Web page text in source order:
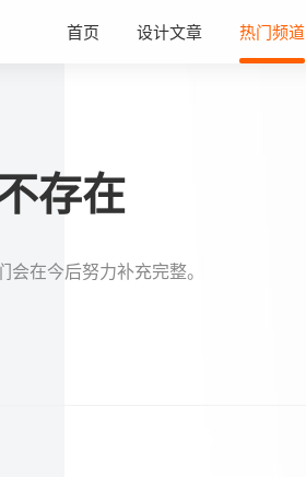
首页 设计文章 热门频道
存在
在今后努力补充完整。